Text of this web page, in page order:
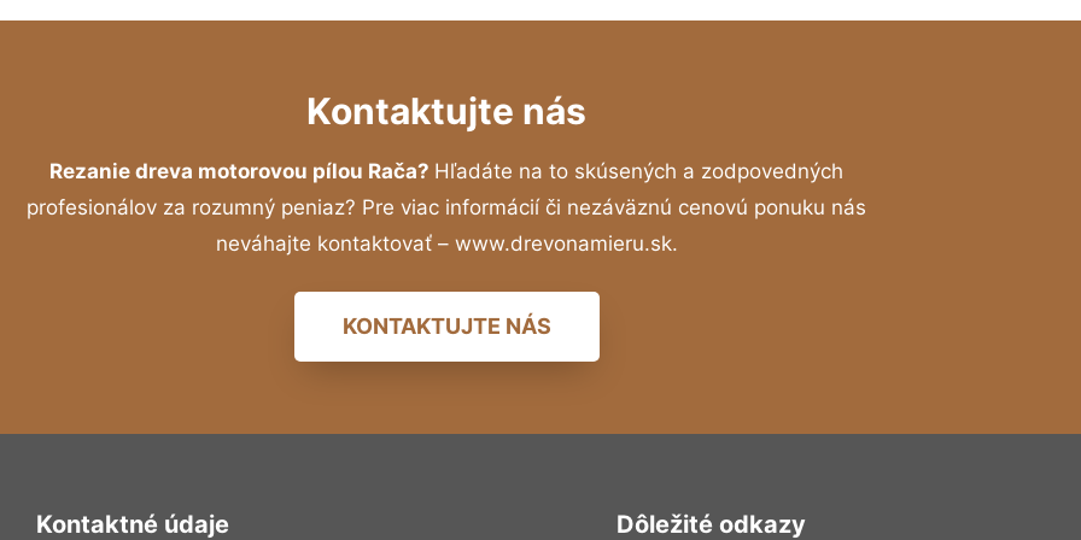
Kontaktujte nás
Rezanie dreva motorovou pílou Rača? Hľadáte na to skúsených a zodpovedných
profesionálov za rozumný peniaz? Pre viac informácií či nezáväznú cenovú ponuku nás
neváhajte kontaktovať – www.drevonamieru.sk.
KONTAKTUJTE NÁS
Kontaktné údaje Dôležité odkazy